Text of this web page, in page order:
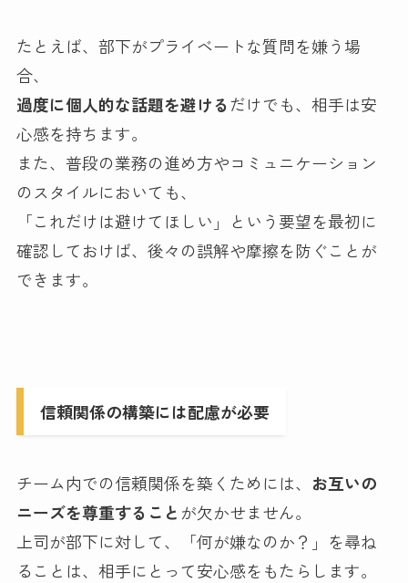
たとえば、部下がプライベートな質問を嫌う場
合、
過度に個人的な話題を避けるだけでも、相手は安
心感を持ちます。
また、普段の業務の進め方やコミュニケーション
のスタイルにおいても、
「これだけは避けてほしい」という要望を最初に
確認しておけば、後々の誤解や摩擦を防ぐことが
できます。
信頼関係の構築には配慮が必要
チーム内での信頼関係を築くためには、 お互いの
ニーズを尊重すること が欠かせません。
上司が部下に対して、「何が嫌なのか？」を尋ね
ることは、相手にとって安心感をもたらします。